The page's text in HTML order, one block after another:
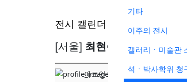
기타
이주의 전시
갤러리ㆍ미술관
석ㆍ박사학위 청
전시 캘린더 등록(현재 무료등
[서울] 최현준 개인전 《
아트인포